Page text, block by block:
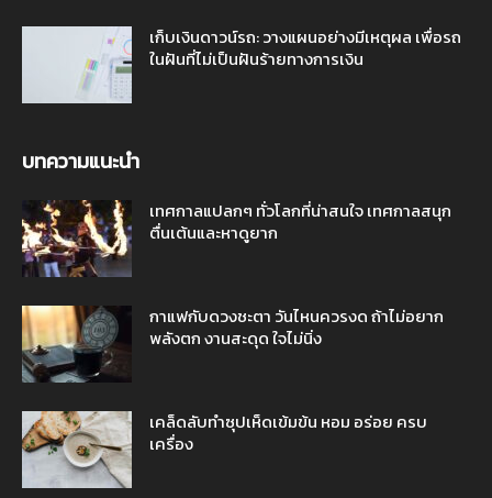
เก็บเงินดาวน์รถ: วางแผนอย่างมีเหตุผล เพื่อรถ
ในฝันที่ไม่เป็นฝันร้ายทางการเงิน
บทความแนะนำ
เทศกาลแปลกๆ ทั่วโลกที่น่าสนใจ เทศกาลสนุก
ตื่นเต้นและหาดูยาก
กาแฟกับดวงชะตา วันไหนควรงด ถ้าไม่อยาก
พลังตก งานสะดุด ใจไม่นิ่ง
เคล็ดลับทำซุปเห็ดเข้มข้น หอม อร่อย ครบ
เครื่อง